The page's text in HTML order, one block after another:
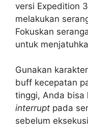
versi Expedition
melakukan
Fokuskan
untuk
Gunakan
buff kecepatan
tinggi, Anda bisa
interrupt pada
sebelum